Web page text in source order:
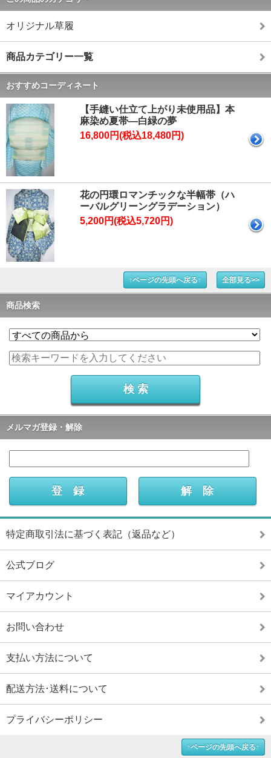
オリジナル草履
商品カテゴリー一覧
おすすめコーディネート
【手縫い仕立て上がり未使用品】本
麻染め夏帯―白緑の夢
16,800円(税込18,480円)
花の円環ロマンチックな半幅帯（ハ
ーバルグリーングラデーション）
5,200円(税込5,720円)
↑ページの先頭へ戻る↑ 全部見る>>
商品検索
メルマガ登録・解除
特定商取引法に基づく表記（返品など）
公式ブログ
マイアカウント
お問い合わせ
支払い方法について
配送方法･送料について
プライバシーポリシー
↑ページの先頭へ戻る↑